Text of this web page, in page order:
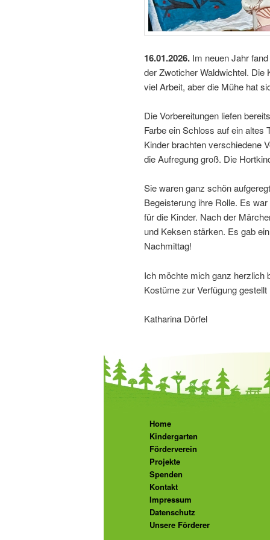
16.01.2026. Im neuen Jahr
der Zwoticher Waldwichtel. Die
viel Arbeit, aber die Mühe hat
Die Vorbereitungen liefen
Farbe ein Schloss auf ein altes
Kinder brachten verschiedene
die Aufregung groß. Die
Sie waren ganz schön
Begeisterung ihre Rolle. Es
für die Kinder. Nach der
und Keksen stärken. Es gab
Nachmittag!
Ich möchte mich ganz herzlich
Kostüme zur Verfügung gestellt
Katharina Dörfel
Home
Kindergarten
Förderverein
Projekte
Spenden
Kontakt
Impressum
Datenschutz
Unsere Förderer